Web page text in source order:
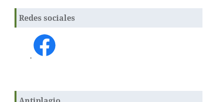
Redes sociales
.